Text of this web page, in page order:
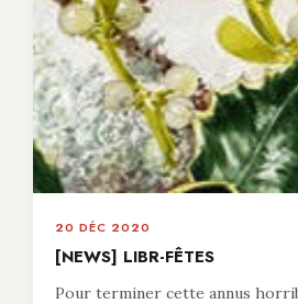
20 DÉC 2020
[NEWS] LIBR-FÊTES
Pour terminer cette annus